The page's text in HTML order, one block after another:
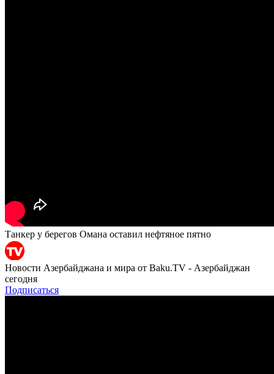
Танкер у берегов Омана оставил нефтяное пятно
Новости Азербайджана и мира от Baku.TV - Азербайджан
сегодня
Подписаться